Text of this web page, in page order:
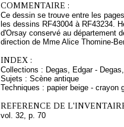
COMMENTAIRE :
Ce dessin se trouve entre les
les dessins RF43004 à RF43234.
d'Orsay conservé au département
direction de Mme Alice Thomine-
INDEX :
Collections : Degas, Edgar -
Sujets : Scène antique
Techniques : papier beige - crayon
REFERENCE DE
vol. 32, p. 70